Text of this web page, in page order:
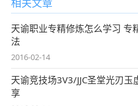
相关文章
天谕职业专精修炼怎么学习 专
法
2016-02-14
天谕竞技场3V3/JJC圣堂光刃玉
享